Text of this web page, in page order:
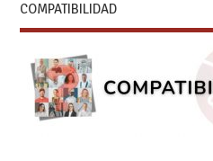
COMPATIBILIDAD